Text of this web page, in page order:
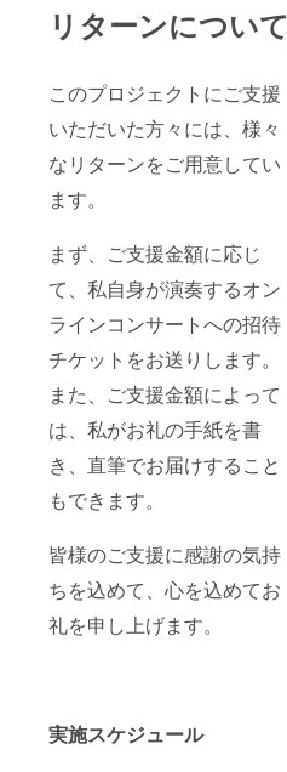
リターンについて
このプロジェクトにご支援
いただいた方々には、様々
なリターンをご用意してい
ます。
まず、ご支援金額に応じ
て、私自身が演奏するオン
ラインコンサートへの招待
チケットをお送りします。
また、ご支援金額によって
は、私がお礼の手紙を書
き、直筆でお届けすること
もできます。
皆様のご支援に感謝の気持
ちを込めて、心を込めてお
礼を申し上げます。
実施スケジュール